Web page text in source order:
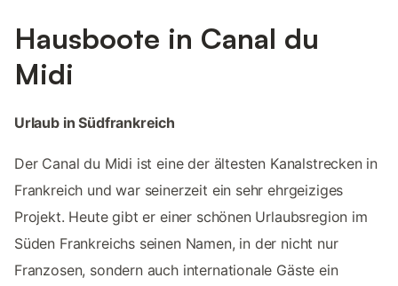
Hausboote in Canal du
Midi
Urlaub in Südfrankreich
Der Canal du Midi ist eine der ältesten Kanalstrecken in
Frankreich und war seinerzeit ein sehr ehrgeiziges
Projekt. Heute gibt er einer schönen Urlaubsregion im
Süden Frankreichs seinen Namen, in der nicht nur
Franzosen, sondern auch internationale Gäste ein